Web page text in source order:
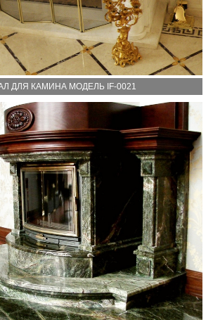
ДЛЯ КАМИНА МОДЕЛЬ IF-0021